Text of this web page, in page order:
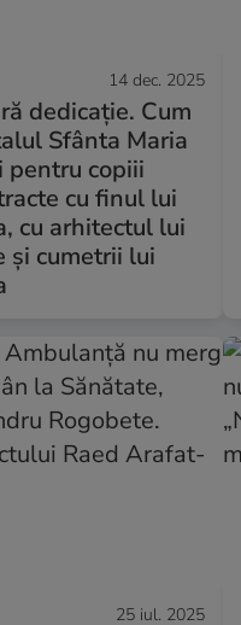
14 dec. 2025
dedicație. Cum
Sfânta Maria
pentru copiii
cu finul lui
cu arhitectul lui
și cumetrii lui
25 iul. 2025